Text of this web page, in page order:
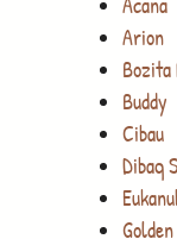
Arion
Bozita
Buddy
Cibau
Dibaq